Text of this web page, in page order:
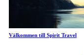
Välkommen till Spirit Travel